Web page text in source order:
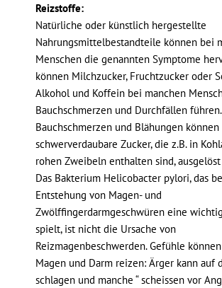
Reizstoffe:
Natürliche oder künstlich hergestellte
Nahrungsmittelbestandteile können bei
Menschen die genannten Symptome
können Milchzucker, Fruchtzucker oder
Alkohol und Koffein bei manchen
Bauchschmerzen und Durchfällen führen.
Bauchschmerzen und Blähungen
schwerverdaubare Zucker, die z.B. in
rohen Zweibeln enthalten sind,
Das Bakterium Helicobacter pylori, das
Entstehung von Magen- und
Zwölffingerdarmgeschwüren eine
spielt, ist nicht die Ursache von
Reizmagenbeschwerden. Gefühle
Magen und Darm reizen: Ärger kann auf
schlagen und manche “ scheissen vor